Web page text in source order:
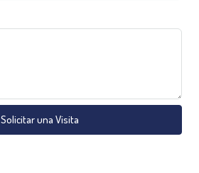
Solicitar una Visita